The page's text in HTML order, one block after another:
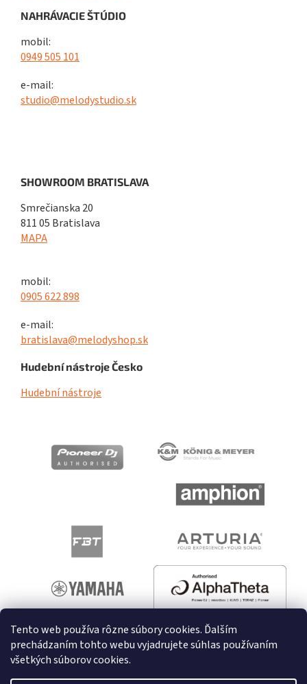
Tento web používa rôzne súbory cookies. Ďalším
prechádzaním tohto webu vyjadrujete súhlas používaním
všetkých súborov cookies.
NAHRÁVACIE ŠTÚDIO
mobil:
0949 505 101
e-mail:
studio@melodystudio.sk
SHOWROOM BRATISLAVA
Smrečianska 20
811 05 Bratislava
MAPA
mobil:
0905 622 898
e-mail:
bratislava@melodyshop.sk
Hudební nástroje Česko
Hudební nástroje